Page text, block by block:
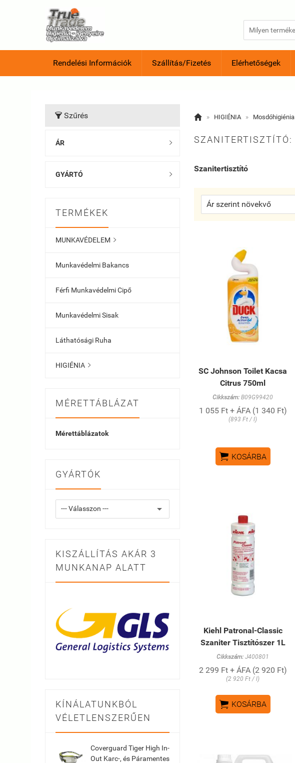
Rendelési Információk Szállítás/Fizetés Elérhetőségek
 Szűrés
ÁR 
GYÁRTÓ 
TERMÉKEK
MUNKAVÉDELEM 
Munkavédelmi Bakancs
Férfi Munkavédelmi Cipő
Munkavédelmi Sisak
Láthatósági Ruha
HIGIÉNIA 
MÉRETTÁBLÁZAT
Mérettáblázatok
GYÁRTÓK
KISZÁLLÍTÁS AKÁR 3
MUNKANAP ALATT
KÍNÁLATUNKBÓL
VÉLETLENSZERŰEN
Coverguard Tiger High In-
Out Karc-, és Páramentes
 » HIGIÉNIA » Mosdóhigiénia
SZANITERTISZTÍTÓ:
Szanitertisztító
SC Johnson Toilet Kacsa
Citrus 750ml
Cikkszám: B09G99420
1 055 Ft + ÁFA (1 340 Ft)
(893 Ft / l)
 KOSÁRBA
Kiehl Patronal-Classic
Szaniter Tisztítószer 1L
Cikkszám: J400801
2 299 Ft + ÁFA (2 920 Ft)
(2 920 Ft / l)
 KOSÁRBA